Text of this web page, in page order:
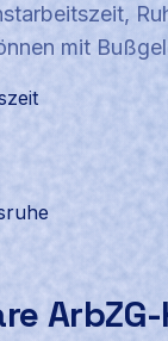
mit